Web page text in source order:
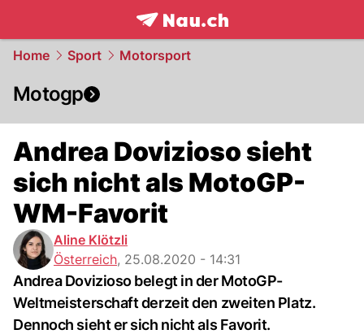
frontpage.NAU.ch
Home Sport Motorsport
Motogp
Andrea Dovizioso sieht
sich nicht als MotoGP-
WM-Favorit
Aline Klötzli
Österreich, 25.08.2020 - 14:31
Andrea Dovizioso belegt in der MotoGP-
Weltmeisterschaft derzeit den zweiten Platz.
Dennoch sieht er sich nicht als Favorit.